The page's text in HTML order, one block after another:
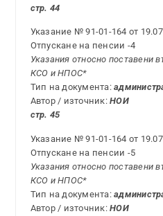
стр. 44
Указание № 91-01-164 от
Отпускане на пенсии -4
Указания относно поставени
КСО и НПОС*
Тип на документа:
Автор / източник:НОИ
стр. 45
Указание № 91-01-164 от
Отпускане на пенсии -5
Указания относно поставени
КСО и НПОС*
Тип на документа:
Автор / източник:НОИ